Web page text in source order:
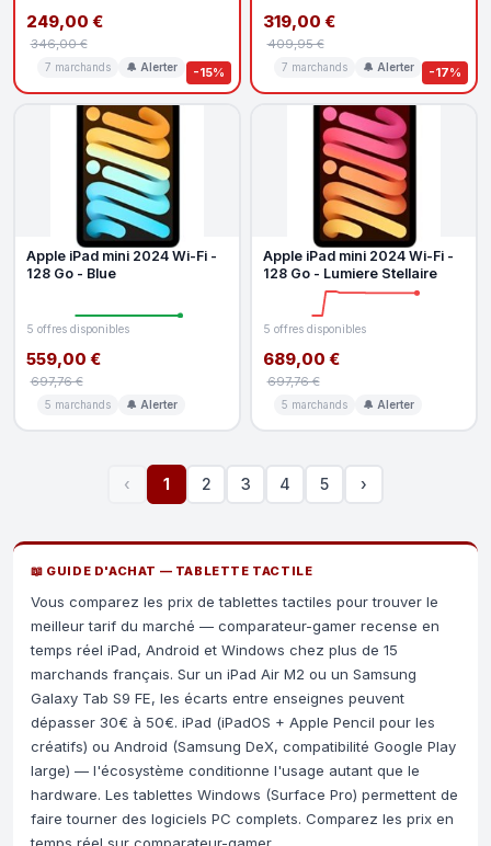
-15%
249,00 €
346,00 €
7 marchands 🔔 Alerter -17%
319,00 €
409,95 €
7 marchands 🔔 Alerter
Apple iPad mini 2024 Wi-Fi -
128 Go - Blue
5 offres disponibles
559,00 €
697,76 €
5 marchands 🔔 Alerter
Apple iPad mini 2024 Wi-Fi -
128 Go - Lumiere Stellaire
5 offres disponibles
689,00 €
697,76 €
5 marchands 🔔 Alerter
‹ 1 2 3 4 5 ›
📖 GUIDE D'ACHAT — TABLETTE TACTILE
Vous comparez les prix de tablettes tactiles pour trouver le
meilleur tarif du marché — comparateur-gamer recense en
temps réel iPad, Android et Windows chez plus de 15
marchands français. Sur un iPad Air M2 ou un Samsung
Galaxy Tab S9 FE, les écarts entre enseignes peuvent
dépasser 30€ à 50€. iPad (iPadOS + Apple Pencil pour les
créatifs) ou Android (Samsung DeX, compatibilité Google Play
large) — l'écosystème conditionne l'usage autant que le
hardware. Les tablettes Windows (Surface Pro) permettent de
faire tourner des logiciels PC complets. Comparez les prix en